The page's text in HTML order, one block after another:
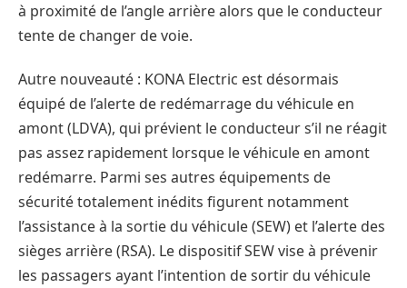
à proximité de l’angle arrière alors que le conducteur
tente de changer de voie.
Autre nouveauté : KONA Electric est désormais
équipé de l’alerte de redémarrage du véhicule en
amont (LDVA), qui prévient le conducteur s’il ne réagit
pas assez rapidement lorsque le véhicule en amont
redémarre. Parmi ses autres équipements de
sécurité totalement inédits figurent notamment
l’assistance à la sortie du véhicule (SEW) et l’alerte des
sièges arrière (RSA). Le dispositif SEW vise à prévenir
les passagers ayant l’intention de sortir du véhicule